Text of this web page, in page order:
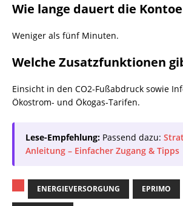
Wie lange dauert die
Weniger als fünf Minuten.
Welche Zusatzfunktionen
Einsicht in den CO2-Fußabdruck sowie
Ökostrom- und Ökogas-Tarifen.
Lese-Empfehlung: Passend dazu:
Anleitung – Einfacher Zugang & Tipps
ENERGIEVERSORGUNG EPRIMO